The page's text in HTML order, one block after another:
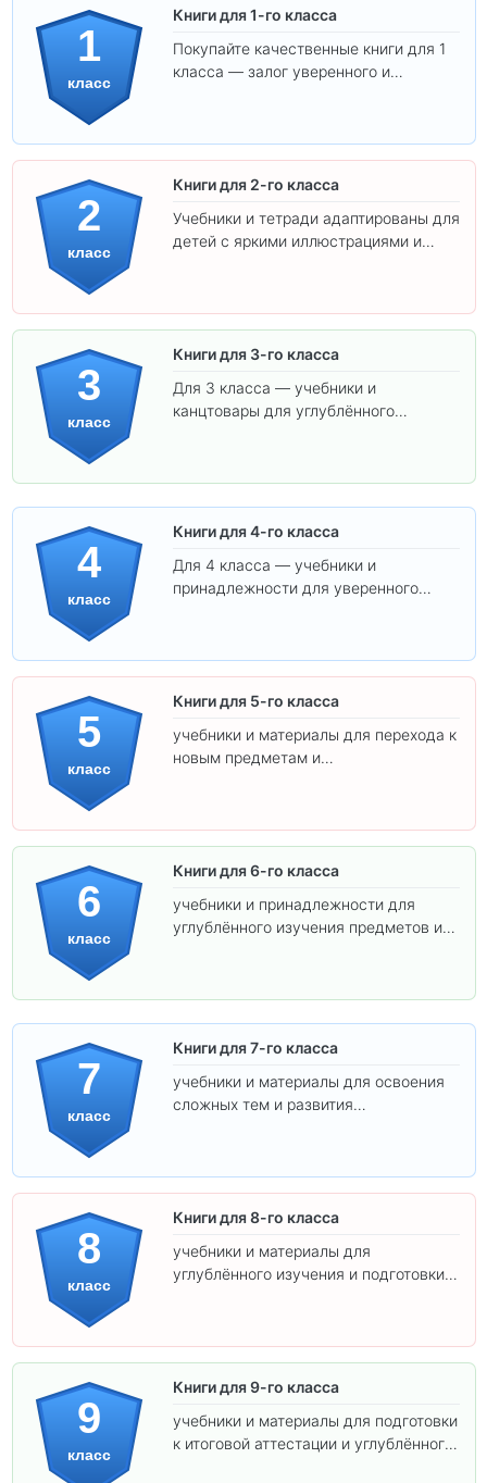
1
класс
Книги для 1-го класса
Покупайте качественные книги для 1
класса — залог уверенного и
2
класс
Книги для 2-го класса
Учебники и тетради адаптированы для
детей с яркими иллюстрациями и
3
класс
Книги для 3-го класса
Для 3 класса — учебники и
канцтовары для углублённого
4
класс
Книги для 4-го класса
Для 4 класса — учебники и
принадлежности для уверенного
5
класс
Книги для 5-го класса
учебники и материалы для перехода к
новым предметам и
6
класс
Книги для 6-го класса
учебники и принадлежности для
углублённого изучения предметов и
7
класс
Книги для 7-го класса
учебники и материалы для освоения
сложных тем и развития
8
класс
Книги для 8-го класса
учебники и материалы для
углублённого изучения и подготовки к
9
класс
Книги для 9-го класса
учебники и материалы для подготовки
к итоговой аттестации и углублённого